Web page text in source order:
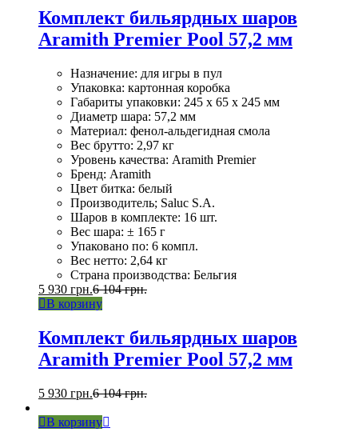
Комплект бильярдных шаров
Aramith Premier Pool 57,2 мм
Назначение: для игры в пул
Упаковка: картонная коробка
Габариты упаковки: 245 x 65 x 245 мм
Диаметр шара: 57,2 мм
Материал: фенол-альдегидная смола
Вес брутто: 2,97 кг
Уровень качества: Aramith Premier
Бренд: Aramith
Цвет битка: белый
Производитель; Saluc S.A.
Шаров в комплекте: 16 шт.
Вес шара: ± 165 г
Упаковано по: 6 компл.
Вес нетто: 2,64 кг
Страна производства: Бельгия
5 930 грн.6 104грн.
В корзину
Комплект бильярдных шаров
Aramith Premier Pool 57,2 мм
5 930 грн.6 104грн.
В корзину